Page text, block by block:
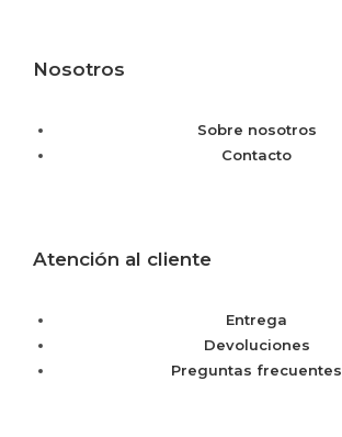
Nosotros
Sobre nosotros
Contacto
Atención al cliente
Entrega
Devoluciones
Preguntas frecuentes